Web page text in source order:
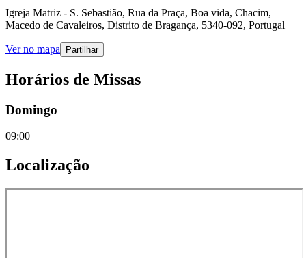
Igreja Matriz - S. Sebastião, Rua da Praça, Boa vida, Chacim,
Macedo de Cavaleiros, Distrito de Bragança, 5340-092, Portugal
Ver no mapa Partilhar
Horários de Missas
Domingo
09:00
Localização